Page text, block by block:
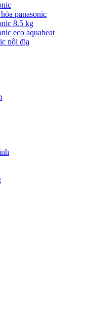
panasonic
8.5 kg
eco aquabeat
nội địa